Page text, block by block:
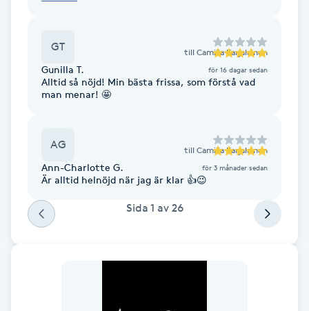
Face framing
Faceliftmassage
Fettreducering
Fibromassage
Fillers
GT till Camilla Karjalainen
Gunilla T. för 16 dagar sedan
Alltid så nöjd! Min bästa frissa, som förstå vad
man menar! 🤩
AG till Camilla Karjalainen
Ann-Charlotte G. för 3 månader sedan
Är alltid helnöjd när jag är klar 👍😉
Sida 1 av 26